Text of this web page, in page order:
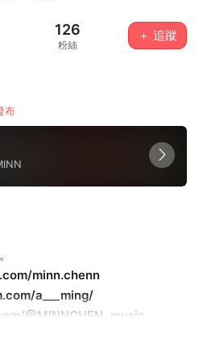
126
粉絲
＋ 追蹤
布
minn.chenn
a___ming/
@MINNCHEN_music